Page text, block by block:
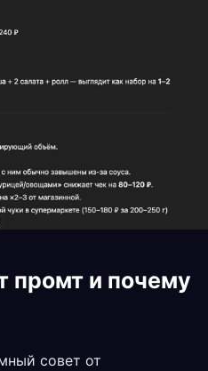
промт и почему
совет от